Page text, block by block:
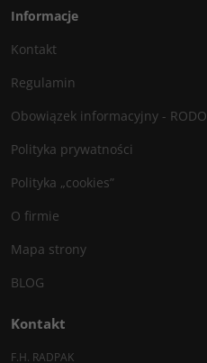
Informacje
Kontakt
Regulamin
Obowiązek informacyjny - RODO
Polityka prywatności
Polityka „cookies”
O firmie
Mapa strony
BLOG
Kontakt
F.H. RADPAK